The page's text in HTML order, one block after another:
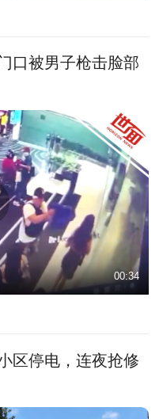
口被男子枪击脸部
00:34
区停电，连夜抢修